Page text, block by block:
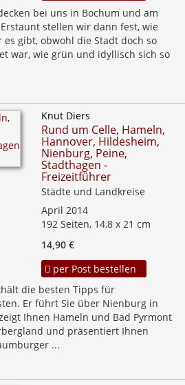
bei uns in Bochum und am
stellen wir dann fest, wie
es gibt, obwohl die Stadt doch so
war, wie grün und idyllisch sich so
Knut Diers
Rund um Celle, Hameln,
Hannover, Hildesheim,
Nienburg, Peine,
Stadthagen -
Freizeitführer
Städte und Landkreise
April 2014
192 Seiten, 14,8 x 21 cm
14,90 €
per Post bestellen
die besten Tipps für
Er führt Sie über Nienburg in
Ihnen Hameln und Bad Pyrmont
und präsentiert Ihnen
...